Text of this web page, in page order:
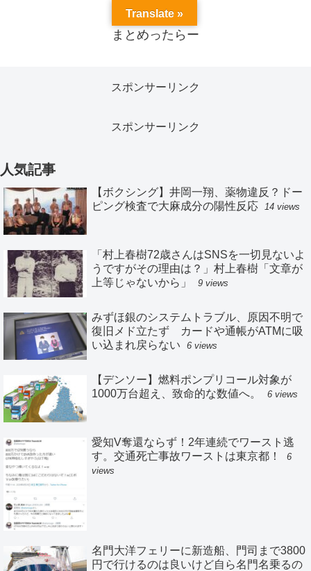
まとめったらー
スポンサーリンク
スポンサーリンク
人気記事
【ボクシング】井岡一翔、薬物違反？ドー
ピング検査で大麻成分の陽性反応
14 views
「村上春樹72歳さんはSNSを一切見ないよ
うですがその理由は？」村上春樹「文章が
上等じゃないから」
9 views
みずほ銀のシステムトラブル、原因不明で
復旧メド立たず カードや通帳がATMに吸
い込まれ戻らない
6 views
【デンソー】燃料ポンプリコール対象が
1000万台超え、致命的な数値へ。
6 views
愛知V奪還ならず！2年連続でワースト逃
す。交通死亡事故ワーストは東京都！
6
views
名門大洋フェリーに新造船、門司まで3800
円で行けるのは良いけど自ら名門名乗るの
Translate »